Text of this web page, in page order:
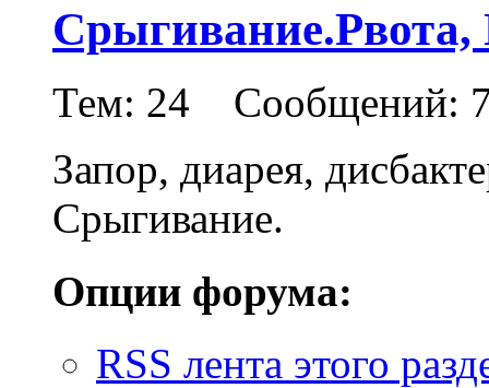
Срыгивание.Рвота,
Тем: 24 Сообщений:
Запор, диарея,
Срыгивание.
Опции форума:
RSS лента этого